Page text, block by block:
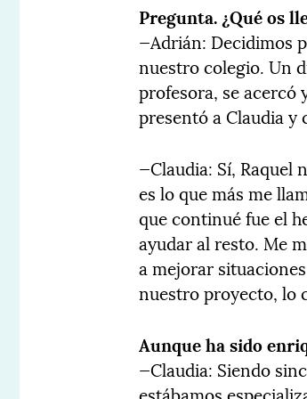
Pregunta. ¿Qué os
—Adrián: Decidimos
nuestro colegio. Un
profesora, se acercó
presentó a Claudia
—Claudia: Sí, Raquel
es lo que más me
que continué fue el
ayudar al resto. Me
a mejorar
nuestro proyecto, lo
Aunque ha sido
—Claudia: Siendo